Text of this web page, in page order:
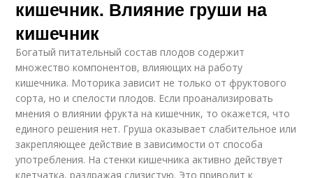
кишечник. Влияние груши на
кишечник
Богатый питательный состав плодов содержит
множество компонентов, влияющих на работу
кишечника. Моторика зависит не только от фруктового
сорта, но и спелости плодов. Если проанализировать
мнения о влиянии фрукта на кишечник, то окажется, что
единого решения нет. Груша оказывает слабительное или
закрепляющее действие в зависимости от способа
употребления. На стенки кишечника активно действует
клетчатка, раздражая слизистую. Это приводит к